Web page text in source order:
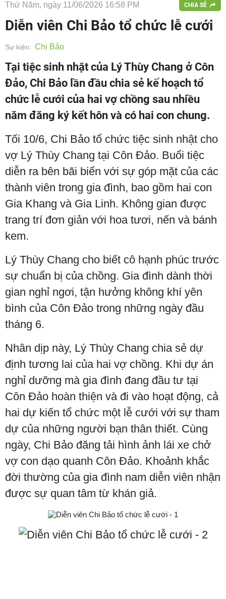
Thứ Năm, ngày 11/06/2026 16:58 PM CHIA SẺ
Diễn viên Chi Bảo tổ chức lễ cưới
Sự kiện: Chi Bảo
Tại tiệc sinh nhật của Lý Thùy Chang ở Côn
Đảo, Chi Bảo lần đầu chia sẻ kế hoạch tổ
chức lễ cưới của hai vợ chồng sau nhiều
năm đăng ký kết hôn và có hai con chung.
Tối 10/6, Chi Bảo tổ chức tiệc sinh nhật cho
vợ Lý Thùy Chang tại Côn Đảo. Buổi tiệc
diễn ra bên bãi biển với sự góp mặt của các
thành viên trong gia đình, bao gồm hai con
Gia Khang và Gia Linh. Không gian được
trang trí đơn giản với hoa tươi, nến và bánh
kem.
Lý Thùy Chang cho biết cô hạnh phúc trước
sự chuẩn bị của chồng. Gia đình dành thời
gian nghỉ ngơi, tận hưởng không khí yên
bình của Côn Đảo trong những ngày đầu
tháng 6.
Nhân dịp này, Lý Thùy Chang chia sẻ dự
định tương lai của hai vợ chồng. Khi dự án
nghỉ dưỡng mà gia đình đang đầu tư tại
Côn Đảo hoàn thiện và đi vào hoạt động, cả
hai dự kiến tổ chức một lễ cưới với sự tham
dự của những người bạn thân thiết. Cùng
ngày, Chi Bảo đăng tải hình ảnh lái xe chở
vợ con dạo quanh Côn Đảo. Khoảnh khắc
đời thường của gia đình nam diễn viên nhận
được sự quan tâm từ khán giả.